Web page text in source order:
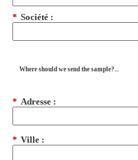
* Société :
Where should we send the sample?...
* Adresse :
* Ville :